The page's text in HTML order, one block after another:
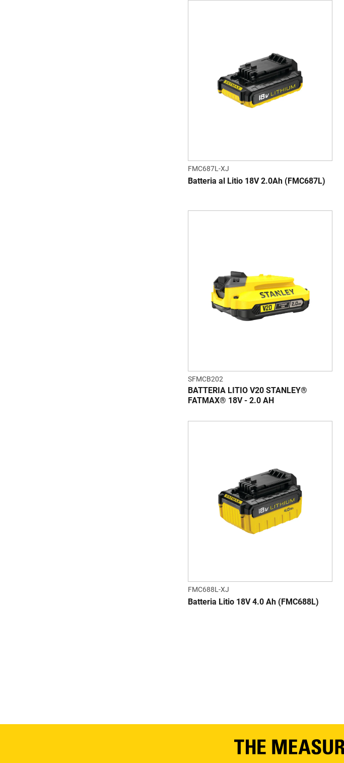
FMC687L-XJ
Batteria al Litio 18V 2.0Ah (FMC687L)
SFMCB202
BATTERIA LITIO V20 STANLEY®
FATMAX® 18V - 2.0 AH
FMC688L-XJ
Batteria Litio 18V 4.0 Ah (FMC688L)